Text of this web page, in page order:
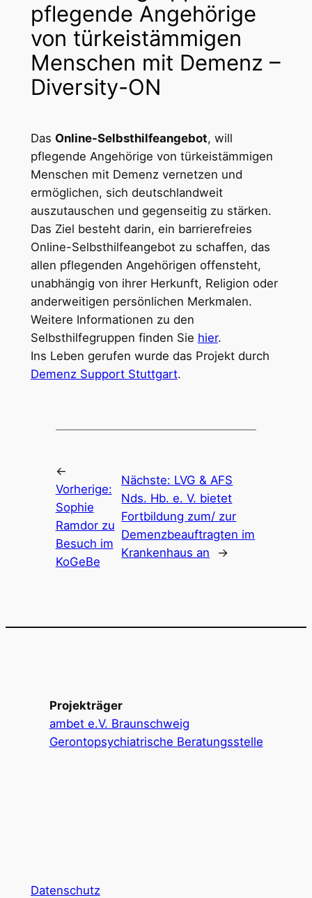
pflegende Angehörige
von türkeistämmigen
Menschen mit Demenz –
Diversity-ON
Das Online-Selbsthilfeangebot, will
pflegende Angehörige von türkeistämmigen
Menschen mit Demenz vernetzen und
ermöglichen, sich deutschlandweit
auszutauschen und gegenseitig zu stärken.
Das Ziel besteht darin, ein barrierefreies
Online-Selbsthilfeangebot zu schaffen, das
allen pflegenden Angehörigen offensteht,
unabhängig von ihrer Herkunft, Religion oder
anderweitigen persönlichen Merkmalen.
Weitere Informationen zu den
Selbsthilfegruppen finden Sie hier.
Ins Leben gerufen wurde das Projekt durch
Demenz Support Stuttgart.
←
Vorherige:
Sophie
Ramdor zu
Besuch im
KoGeBe
Nächste: LVG & AFS
Nds. Hb. e. V. bietet
Fortbildung zum/ zur
Demenzbeauftragten im
Krankenhaus an
→
Projekträger
ambet e.V. Braunschweig
Gerontopsychiatrische Beratungsstelle
Datenschutz